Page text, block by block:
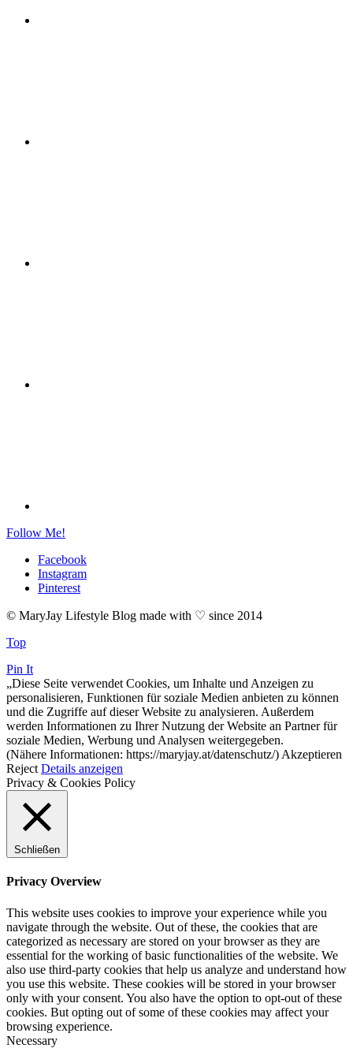
Follow Me!
Facebook
Instagram
Pinterest
© MaryJay Lifestyle Blog made with ♡ since 2014
Top
Pin It
„Diese Seite verwendet Cookies, um Inhalte und Anzeigen zu
personalisieren, Funktionen für soziale Medien anbieten zu können
und die Zugriffe auf dieser Website zu analysieren. Außerdem
werden Informationen zu Ihrer Nutzung der Website an Partner für
soziale Medien, Werbung und Analysen weitergegeben.
(Nähere Informationen: https://maryjay.at/datenschutz/) Akzeptieren
Reject Details anzeigen
Privacy & Cookies Policy
Schließen
Privacy Overview
This website uses cookies to improve your experience while you
navigate through the website. Out of these, the cookies that are
categorized as necessary are stored on your browser as they are
essential for the working of basic functionalities of the website. We
also use third-party cookies that help us analyze and understand how
you use this website. These cookies will be stored in your browser
only with your consent. You also have the option to opt-out of these
cookies. But opting out of some of these cookies may affect your
browsing experience.
Necessary